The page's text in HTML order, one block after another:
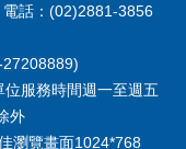
電話：(02)2881-3856
服務時間週一至週五
外
瀏覽畫面1024*768